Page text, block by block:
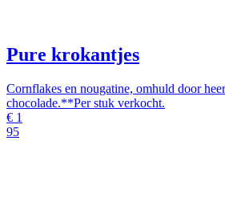
Pure krokantjes
Cornflakes en nougatine, omhuld door
chocolade.**Per stuk verkocht.
€ 1
95